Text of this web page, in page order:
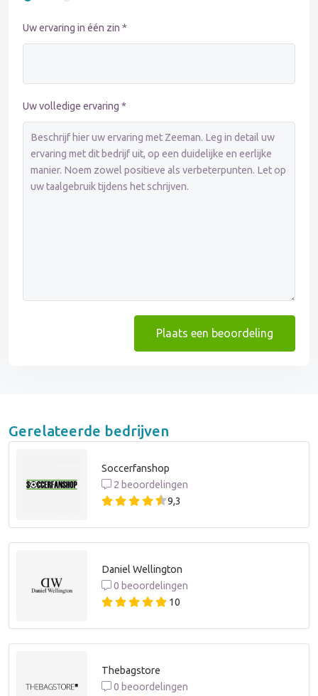
Uw ervaring in één zin *
Uw volledige ervaring *
Plaats een beoordeling
Gerelateerde bedrijven
Soccerfanshop
2 beoordelingen
9,3
Daniel Wellington
0 beoordelingen
10
Thebagstore
0 beoordelingen